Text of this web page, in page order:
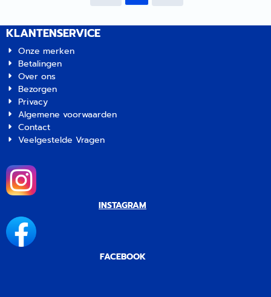
SmartSolar-modellen omdat
KLANTENSERVICE
Onze merken
Betalingen
Over ons
Bezorgen
Privacy
Algemene voorwaarden
Contact
Veelgestelde Vragen
INSTAGRAM
FACEBOOK